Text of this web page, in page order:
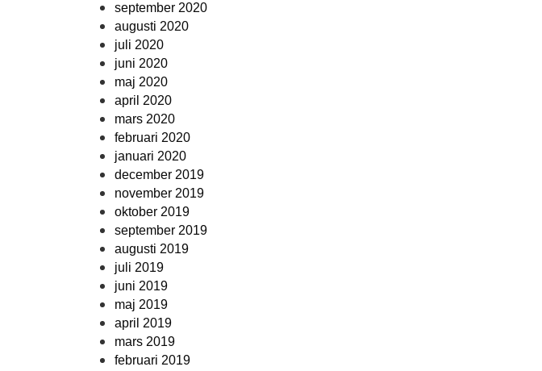
september 2020
augusti 2020
juli 2020
juni 2020
maj 2020
april 2020
mars 2020
februari 2020
januari 2020
december 2019
november 2019
oktober 2019
september 2019
augusti 2019
juli 2019
juni 2019
maj 2019
april 2019
mars 2019
februari 2019